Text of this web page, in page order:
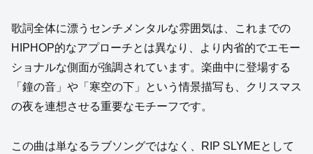
歌詞全体に漂うセンチメンタルな雰囲気は、これまでの
HIPHOP的なアプローチとは異なり、より内省的でエモー
ショナルな側面が強調されています。楽曲中に登場する
「鐘の音」や「寒空の下」という情景描写も、クリスマス
の夜を連想させる重要なモチーフです。
この曲は単なるラブソングではなく、RIP SLYMEとして